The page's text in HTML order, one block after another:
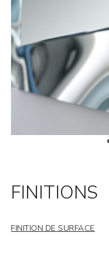
FINITIONS
FINITION DE SURFACE